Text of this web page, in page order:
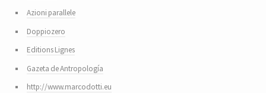
Azioni parallele
Doppiozero
Editions Lignes
Gazeta de Antropología
http://www.marcodotti.eu